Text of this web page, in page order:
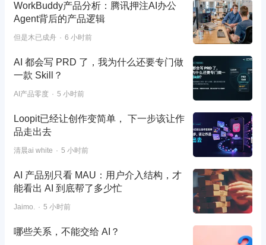
WorkBuddy产品分析：腾讯押注AI办公
Agent背后的产品逻辑
但是木已成舟 6 小时前
AI 都会写 PRD 了，我为什么还要专门做
一款 Skill？
AI产品零度 5 小时前
Loopit已经让创作变简单， 下一步该让作
品走出去
清晨ai white 5 小时前
AI 产品别只看 MAU：用户介入结构，才
能看出 AI 到底帮了多少忙
Jaimo. 5 小时前
哪些关系，不能交给 AI？